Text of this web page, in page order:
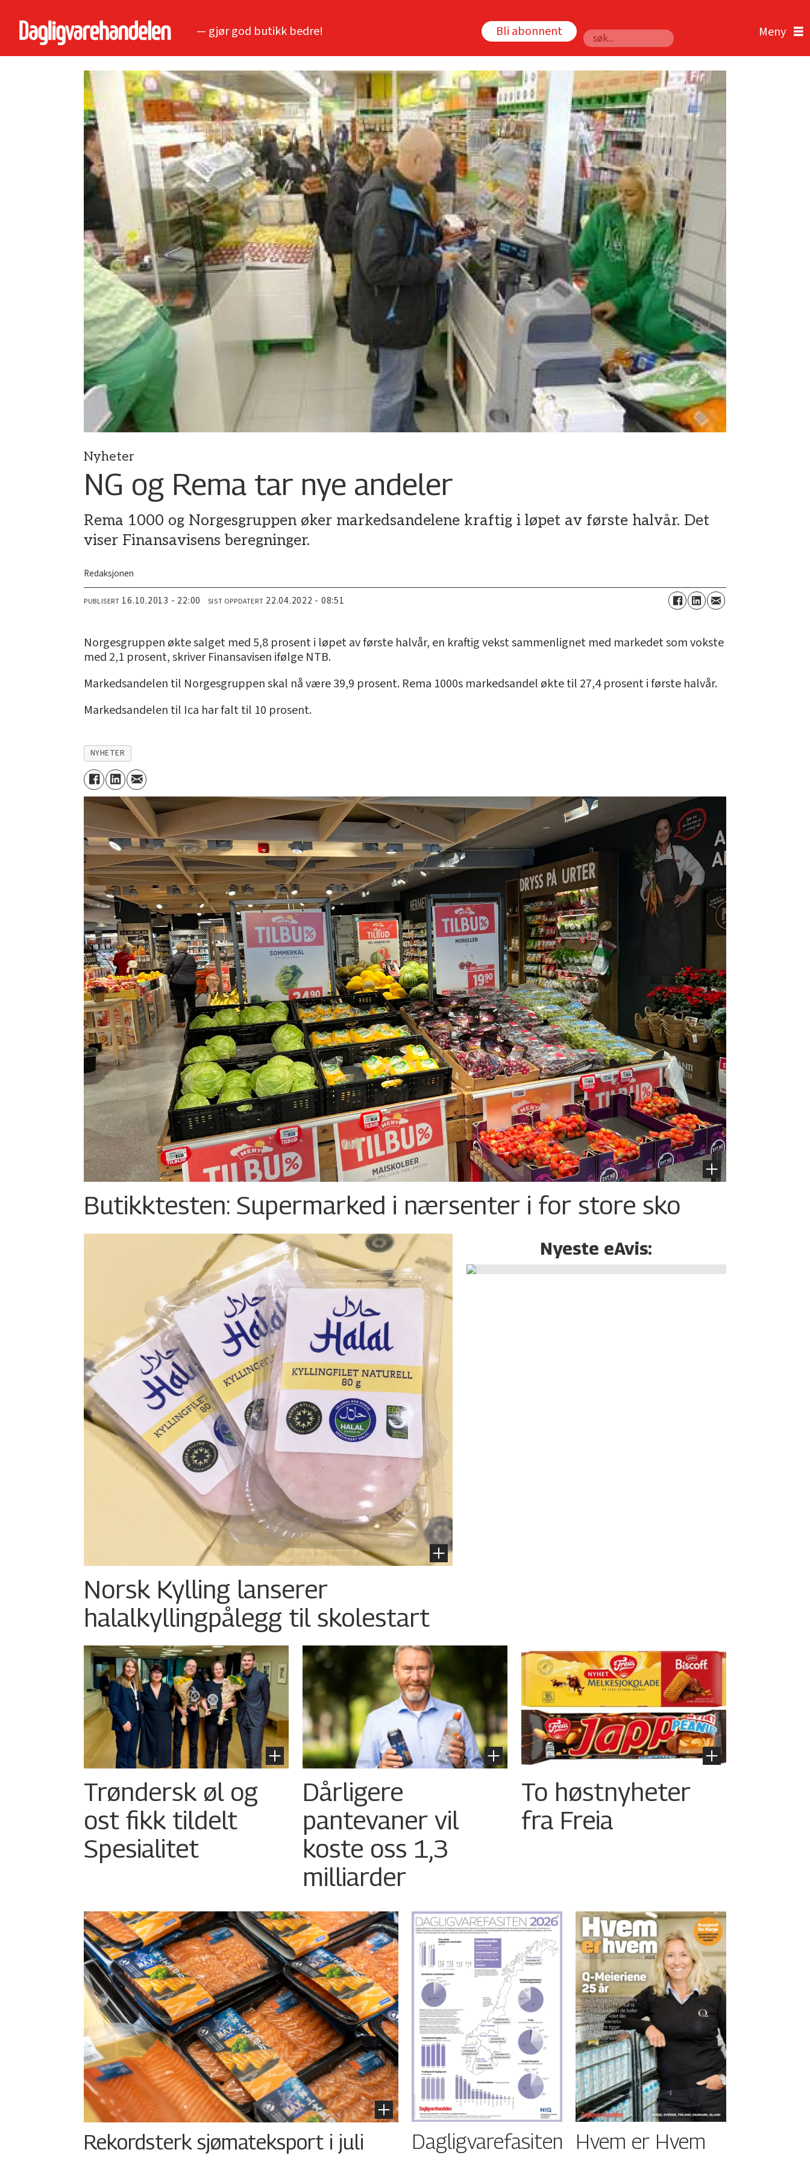
— gjør god butikk bedre! Bli abonnent
Søk
Nyheter
NG og Rema tar nye andeler
Rema 1000 og Norgesgruppen øker markedsandelene kraftig i løpet av første halvår. Det
viser Finansavisens beregninger.
Redaksjonen
PUBLISERT 16.10.2013 - 22:00 SIST OPPDATERT 22.04.2022 - 08:51
Norgesgruppen økte salget med 5,8 prosent i løpet av første halvår, en kraftig vekst sammenlignet med markedet som vokste
med 2,1 prosent, skriver Finansavisen ifølge NTB.
Markedsandelen til Norgesgruppen skal nå være 39,9 prosent. Rema 1000s markedsandel økte til 27,4 prosent i første halvår.
Markedsandelen til Ica har falt til 10 prosent.
NYHETER
Butikktesten: Supermarked i nærsenter i for store sko
Norsk Kylling lanserer
halalkylling­pålegg til skolestart
Nyeste eAvis:
Trøndersk øl og
ost fikk tildelt
Spesialitet
Dårligere
pantevaner vil
koste oss 1,3
milliarder
To høstnyheter
fra Freia
Rekordsterk sjømateksport i juli Dagligvarefasiten Hvem er Hvem